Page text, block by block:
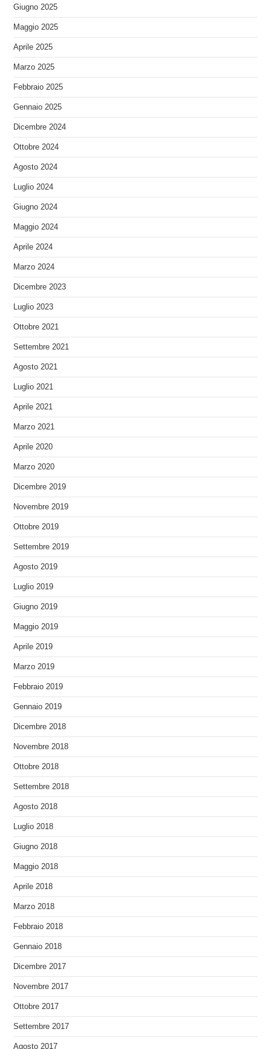
Giugno 2025
Maggio 2025
Aprile 2025
Marzo 2025
Febbraio 2025
Gennaio 2025
Dicembre 2024
Ottobre 2024
Agosto 2024
Luglio 2024
Giugno 2024
Maggio 2024
Aprile 2024
Marzo 2024
Dicembre 2023
Luglio 2023
Ottobre 2021
Settembre 2021
Agosto 2021
Luglio 2021
Aprile 2021
Marzo 2021
Aprile 2020
Marzo 2020
Dicembre 2019
Novembre 2019
Ottobre 2019
Settembre 2019
Agosto 2019
Luglio 2019
Giugno 2019
Maggio 2019
Aprile 2019
Marzo 2019
Febbraio 2019
Gennaio 2019
Dicembre 2018
Novembre 2018
Ottobre 2018
Settembre 2018
Agosto 2018
Luglio 2018
Giugno 2018
Maggio 2018
Aprile 2018
Marzo 2018
Febbraio 2018
Gennaio 2018
Dicembre 2017
Novembre 2017
Ottobre 2017
Settembre 2017
Agosto 2017